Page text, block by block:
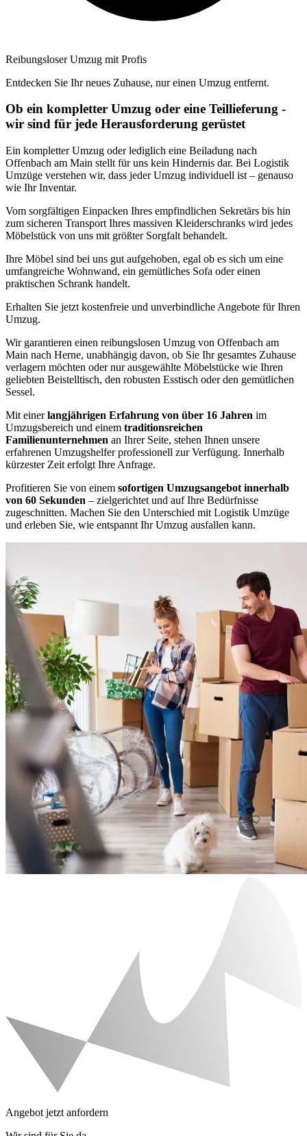
Reibungsloser Umzug mit Profis
Entdecken Sie Ihr neues Zuhause, nur einen Umzug entfernt.
Ob ein kompletter Umzug oder eine Teillieferung -
wir sind für jede Herausforderung gerüstet
Ein kompletter Umzug oder lediglich eine Beiladung nach
Offenbach am Main stellt für uns kein Hindernis dar. Bei Logistik
Umzüge verstehen wir, dass jeder Umzug individuell ist – genauso
wie Ihr Inventar.
Vom sorgfältigen Einpacken Ihres empfindlichen Sekretärs bis hin
zum sicheren Transport Ihres massiven Kleiderschranks wird jedes
Möbelstück von uns mit größter Sorgfalt behandelt.
Ihre Möbel sind bei uns gut aufgehoben, egal ob es sich um eine
umfangreiche Wohnwand, ein gemütliches Sofa oder einen
praktischen Schrank handelt.
Erhalten Sie jetzt kostenfreie und unverbindliche Angebote für Ihren
Umzug.
Wir garantieren einen reibungslosen Umzug von Offenbach am
Main nach Herne, unabhängig davon, ob Sie Ihr gesamtes Zuhause
verlagern möchten oder nur ausgewählte Möbelstücke wie Ihren
geliebten Beistelltisch, den robusten Esstisch oder den gemütlichen
Sessel.
Mit einerlangjährigen Erfahrung von über 16 Jahren im
Umzugsbereich und einem traditionsreichen
Familienunternehmen an Ihrer Seite, stehen Ihnen unsere
erfahrenen Umzugshelfer professionell zur Verfügung. Innerhalb
kürzester Zeit erfolgt Ihre Anfrage.
Profitieren Sie von einem sofortigen Umzugsangebot innerhalb
von 60 Sekunden – zielgerichtet und auf Ihre Bedürfnisse
zugeschnitten. Machen Sie den Unterschied mit Logistik Umzüge
und erleben Sie, wie entspannt Ihr Umzug ausfallen kann.
Angebot jetzt anfordern